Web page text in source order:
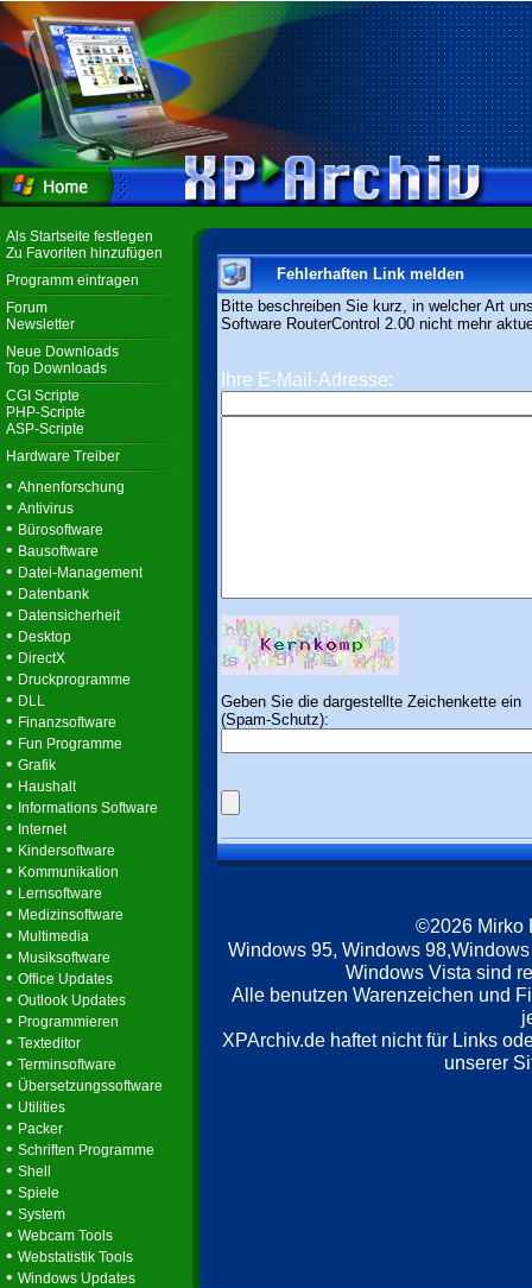
Als Startseite festlegen
Zu Favoriten hinzufügen
Programm eintragen
Forum
Newsletter
Neue Downloads
Top Downloads
CGI Scripte
PHP-Scripte
ASP-Scripte
Hardware Treiber
• Ahnenforschung
• Antivirus
• Bürosoftware
• Bausoftware
• Datei-Management
• Datenbank
• Datensicherheit
• Desktop
• DirectX
• Druckprogramme
• DLL
• Finanzsoftware
• Fun Programme
• Grafik
• Haushalt
• Informations Software
• Internet
• Kindersoftware
• Kommunikation
• Lernsoftware
• Medizinsoftware
• Multimedia
• Musiksoftware
• Office Updates
• Outlook Updates
• Programmieren
• Texteditor
• Terminsoftware
• Übersetzungssoftware
• Utilities
• Packer
• Schriften Programme
• Shell
• Spiele
• System
• Webcam Tools
• Webstatistik Tools
• Windows Updates
Fehlerhaften Link melden
Bitte beschreiben Sie kurz, in welcher Art
Software RouterControl 2.00 nicht mehr
Ihre E-Mail-Adresse:
Geben Sie die dargestellte Zeichenkette ein
(Spam-Schutz):
©2026 Mirko
Windows 95, Windows
Windows Vista sind
Alle benutzen Warenzeichen und
XPArchiv.de haftet nicht für Links
unserer